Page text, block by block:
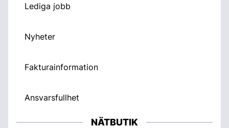
Lediga jobb
Nyheter
Fakturainformation
Ansvarsfullhet
NÄTBUTIK